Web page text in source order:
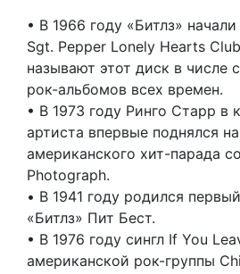
• В 1966 году «Битлз»
Sgt. Pepper Lonely Hearts
называют этот диск в числе
рок-альбомов всех времен.
• В 1973 году Ринго Старр в
артиста впервые поднялся
американского хит-парада
Photograph.
• В 1941 году родился
«Битлз» Пит Бест.
• В 1976 году сингл If You
американской рок-группы